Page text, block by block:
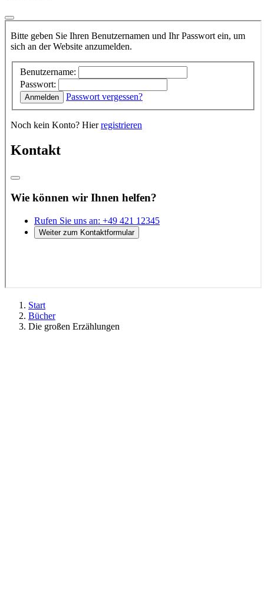
Start
Bücher
Die großen Erzählungen